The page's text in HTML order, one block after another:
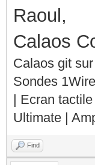
Raoul,
Calaos
Calaos git
Sondes
| Ecran
Ultimate |
Find